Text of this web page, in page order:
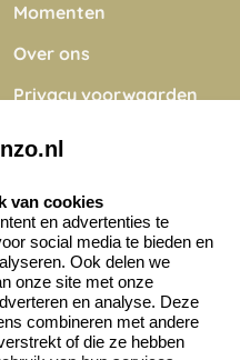
Momenten
Over ons
Privacy voorwaarden
Onze vacatures
Klantenservice:
Contact opnemen
Veelgestelde vragen
van cookies
en advertenties te
social media te bieden en
Ook delen we
onze site met onze
en analyse. Deze
combineren met andere
of die ze hebben